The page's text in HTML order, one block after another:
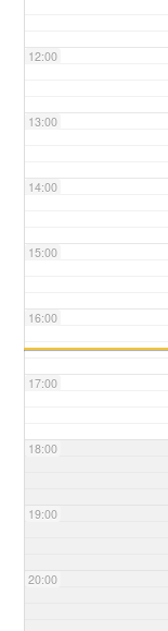
12:00
13:00
14:00
15:00
16:00
17:00
18:00
19:00
20:00